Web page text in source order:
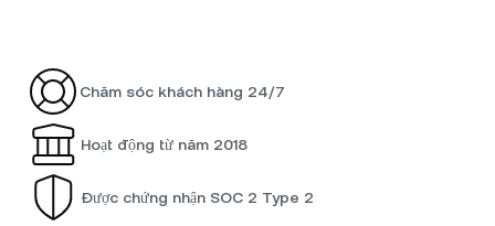
Chăm sóc khách hàng 24/7
Hoạt động từ năm 2018
Được chứng nhận SOC 2 Type 2